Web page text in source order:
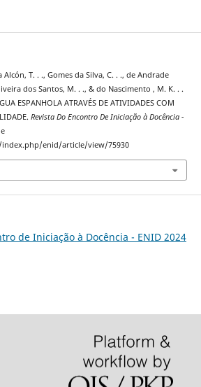
T. . ., Gomes da Silva, C. . ., de Andrade
dos Santos, M. . ., & do Nascimento , M. K. . .
ESPANHOLA ATRAVÉS DE ATIVIDADES COM
Revista Do Encontro De Iniciação à Docência -
enid/article/view/75930
de Iniciação à Docência - ENID 2024